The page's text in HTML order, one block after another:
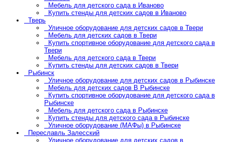
Мебель для детского сада в Иваново
Купить стенды для детских садов в Иваново
Тверь
Уличное оборудование для детских садов в Твери
Мебель для детских садов в Твери
Купить спортивное оборудование для детского сада в
Твери
Мебель для детского сада в Твери
Купить стенды для детских садов в Твери
Рыбинск
Уличное оборудование для детских садов в Рыбинске
Мебель для детских садов В Рыбинске
Купить спортивное оборудование для детского сада в
Рыбинске
Мебель для детского сада в Рыбинске
Купить стенды для детского сада в Рыбинске
Уличное оборудование (МАФы) в Рыбинске
Переславль Залесский
Уличное оборудование для детских садов в